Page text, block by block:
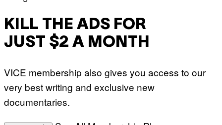
KILL THE ADS FOR
JUST $2 A MONTH
VICE membership also gives you access to our
very best writing and exclusive new
documentaries.